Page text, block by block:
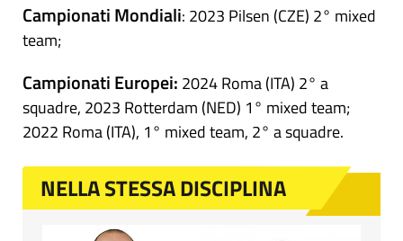
Campionati Mondiali: 2023 Pilsen (CZE) 2° mixed
team;
Campionati Europei: 2024 Roma (ITA) 2° a
squadre, 2023 Rotterdam (NED) 1° mixed team;
2022 Roma (ITA), 1° mixed team, 2° a squadre.
NELLA STESSA DISCIPLINA